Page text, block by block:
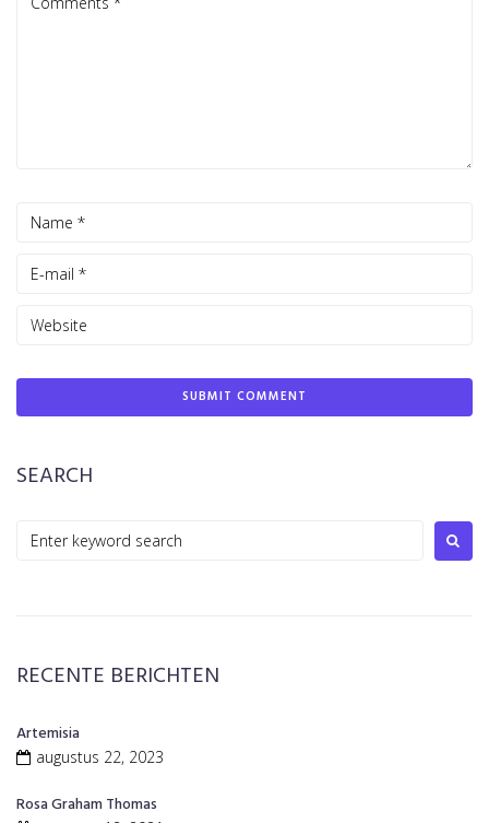
SEARCH
Search
RECENTE BERICHTEN
Artemisia
augustus 22, 2023
Rosa Graham Thomas